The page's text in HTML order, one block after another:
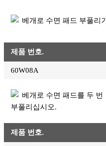
제품 번호.
60W08A
제품 번호.